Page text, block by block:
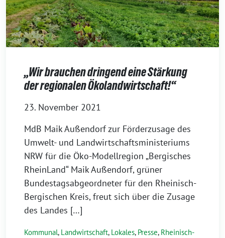
„Wir brauchen dringend eine Stärkung
der regionalen Ökolandwirtschaft!“
23. November 2021
MdB Maik Außendorf zur Förderzusage des
Umwelt- und Landwirtschaftsministeriums
NRW für die Öko-Modellregion „Bergisches
RheinLand“ Maik Außendorf, grüner
Bundestagsabgeordneter für den Rheinisch-
Bergischen Kreis, freut sich über die Zusage
des Landes […]
Kommunal, Landwirtschaft, Lokales, Presse, Rheinisch-